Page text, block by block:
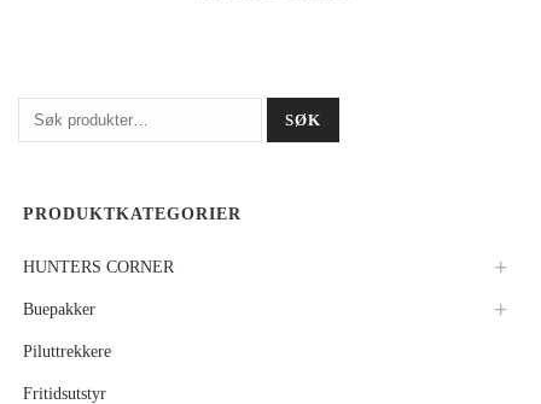
Søk
etter:
SØK
PRODUKTKATEGORIER
HUNTERS CORNER
Buepakker
Piluttrekkere
Fritidsutstyr